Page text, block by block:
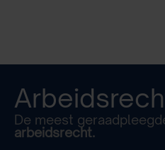
De meest
arbeidsrecht.